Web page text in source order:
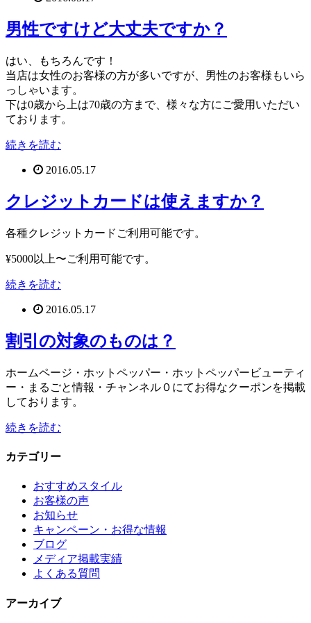
男性ですけど大丈夫ですか？
はい、もちろんです！
当店は女性のお客様の方が多いですが、男性のお客様もいら
っしゃいます。
下は0歳から上は70歳の方まで、様々な方にご愛用いただい
ております。
続きを読む
2016.05.17
クレジットカードは使えますか？
各種クレジットカードご利用可能です。
¥5000以上〜ご利用可能です。
続きを読む
2016.05.17
割引の対象のものは？
ホームページ・ホットペッパー・ホットペッパービューティ
ー・まるごと情報・チャンネル０にてお得なクーポンを掲載
しております。
続きを読む
カテゴリー
おすすめスタイル
お客様の声
お知らせ
キャンペーン・お得な情報
ブログ
メディア掲載実績
よくある質問
アーカイブ